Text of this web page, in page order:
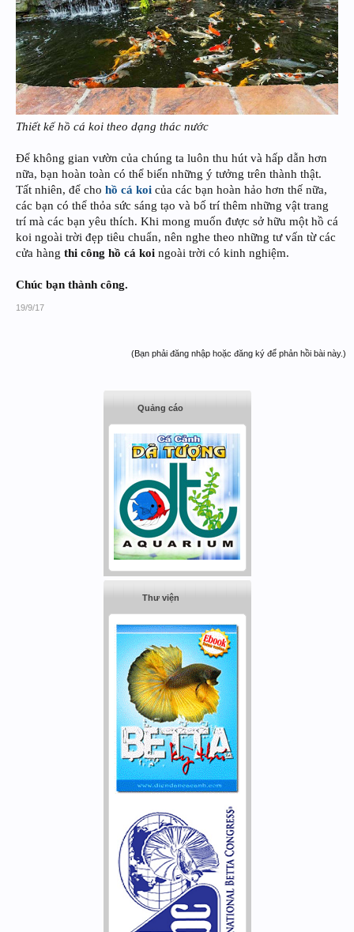
Thiết kế hồ cá koi theo dạng thác nước
Để không gian vườn của chúng ta luôn thu hút và hấp dẫn hơn
nữa, bạn hoàn toàn có thể biến những ý tưởng trên thành thật.
Tất nhiên, để cho hồ cá koi của các bạn hoàn hảo hơn thế nữa,
các bạn có thể thỏa sức sáng tạo và bố trí thêm những vật trang
trí mà các bạn yêu thích. Khi mong muốn được sở hữu một hồ cá
koi ngoài trời đẹp tiêu chuẩn, nên nghe theo những tư vấn từ các
cửa hàng thi công hồ cá koi ngoài trời có kinh nghiệm.
Chúc bạn thành công.
19/9/17
(Bạn phải đăng nhập hoặc đăng ký để phản hồi bài này.)
Quảng cáo
Thư viện